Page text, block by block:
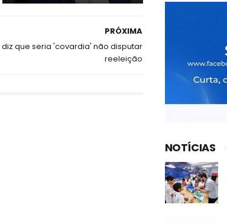
PRÓXIMA
diz que seria 'covardia' não disputar
reeleição
NOTÍCIAS